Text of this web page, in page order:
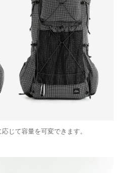
じて容量を可変できます。